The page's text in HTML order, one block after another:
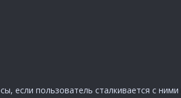
если пользователь сталкивается с